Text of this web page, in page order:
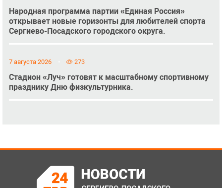
Народная программа партии «Единая Россия»
открывает новые горизонты для любителей спорта
Сергиево-Посадского городского округа.
7 августа 2026 273
Стадион «Луч» готовят к масштабному спортивному
празднику Дню физкультурника.